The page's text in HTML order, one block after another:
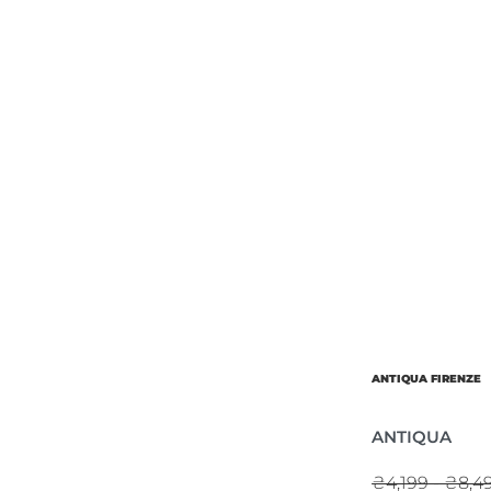
ANTIQUA FIRENZE
ANTIQUA
₴4,199 -